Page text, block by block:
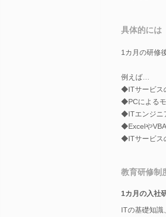
具体的には
1カ月の研修
例えば…
◆ITサービス
◆PCによる
◆ITエンジニ
◆Excelや
◆ITサービス
教育研修制
1カ月の入社
ITの基礎知識